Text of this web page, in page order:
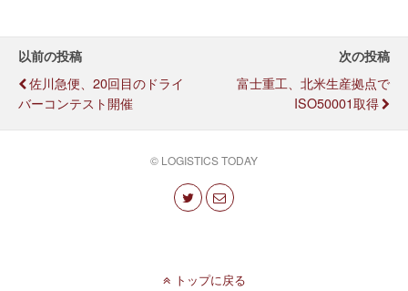
以前の投稿
佐川急便、20回目のドライ
バーコンテスト開催
次の投稿
富士重工、北米生産拠点で
ISO50001取得
© LOGISTICS TODAY
トップに戻る